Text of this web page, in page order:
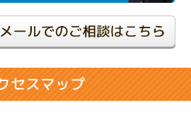
い兄弟相続のケース
いが悪いケース
セスマップ